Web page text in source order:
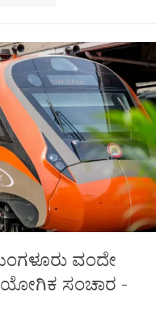
ವಂದೇ
ಸಂಚಾರ -